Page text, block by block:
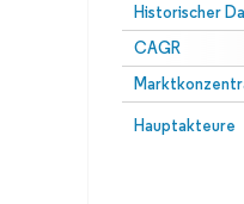
Historischer
CAGR
Hauptakteure